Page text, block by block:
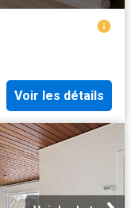
Voir les détails